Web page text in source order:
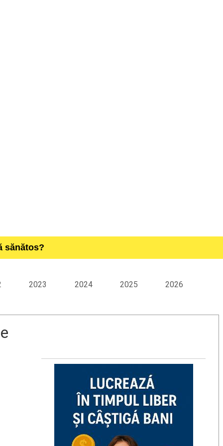
sănătos?
2023 2024 2025 2026